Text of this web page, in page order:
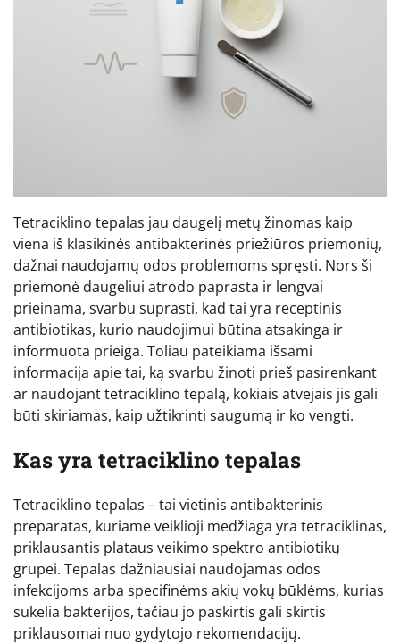
Tetraciklino tepalas jau daugelį metų žinomas kaip
viena iš klasikinės antibakterinės priežiūros priemonių,
dažnai naudojamų odos problemoms spręsti. Nors ši
priemonė daugeliui atrodo paprasta ir lengvai
prieinama, svarbu suprasti, kad tai yra receptinis
antibiotikas, kurio naudojimui būtina atsakinga ir
informuota prieiga. Toliau pateikiama išsami
informacija apie tai, ką svarbu žinoti prieš pasirenkant
ar naudojant tetraciklino tepalą, kokiais atvejais jis gali
būti skiriamas, kaip užtikrinti saugumą ir ko vengti.
Kas yra tetraciklino tepalas
Tetraciklino tepalas – tai vietinis antibakterinis
preparatas, kuriame veiklioji medžiaga yra tetraciklinas,
priklausantis plataus veikimo spektro antibiotikų
grupei. Tepalas dažniausiai naudojamas odos
infekcijoms arba specifinėms akių vokų būklėms, kurias
sukelia bakterijos, tačiau jo paskirtis gali skirtis
priklausomai nuo gydytojo rekomendacijų.